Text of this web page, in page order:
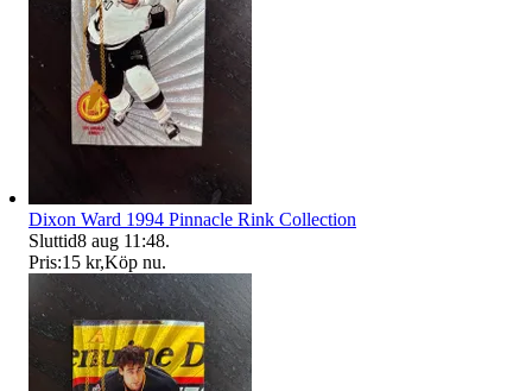
Dixon Ward 1994 Pinnacle Rink Collection
Sluttid8 aug 11:48.
Pris:15 kr,Köp nu.